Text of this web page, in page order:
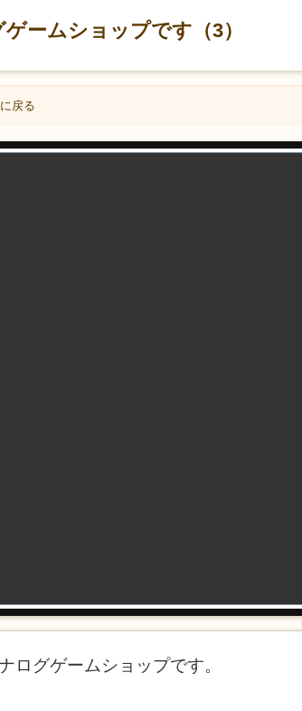
ゲームショップです（3）
戻る
ログゲームショップです。